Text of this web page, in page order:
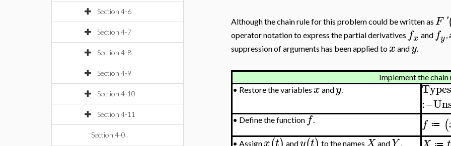
Section 4-6
Section 4-7
Section 4-8
Section 4-9
Section 4-10
Section 4-11
Section 4-0
Although the chain rule for this problem could be written as F '
operator notation to express the partial derivatives fx and fy
suppression of arguments has been applied tox andy.
Implement the chain
• Restore the variablesxandy.
:−
• Define the functionf. f ≔ (
• Assign and to the names and
,